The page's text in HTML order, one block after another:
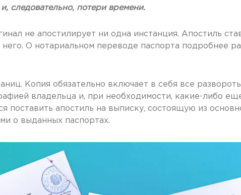
следовательно, потери времени.
не апостилирует ни одна инстанция. Апостиль
О нотариальном переводе паспорта подробнее
Копия обязательно включает в себя все
владельца и, при необходимости, какие-либо
поставить апостиль на выписку, состоящую из
о выданных паспортах.